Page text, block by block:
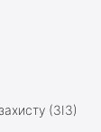
(ЗІЗ)